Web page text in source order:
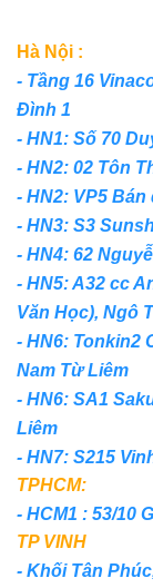
Hà Nội :
- Tầng 16
Đình 1
- HN1: Số 70
- HN2: 02 Tôn
- HN2: VP5
- HN3: S3
- HN4: 62
- HN5: A32 cc
Văn Học), Ngô
- HN6: Tonkin2
Nam Từ Liêm
- HN6: SA1
Liêm
- HN7: S215
TPHCM:
- HCM1 : 53/10
TP VINH
- Khối Tân